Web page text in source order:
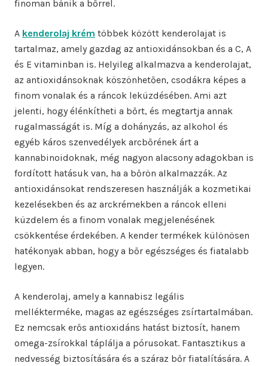
finoman bánik a bőrrel.
A kenderolaj krém többek között kenderolajat is
tartalmaz, amely gazdag az antioxidánsokban és a C, A
és E vitaminban is. Helyileg alkalmazva a kenderolajat,
az antioxidánsoknak köszönhetően, csodákra képes a
finom vonalak és a ráncok leküzdésében. Ami azt
jelenti, hogy élénkítheti a bőrt, és megtartja annak
rugalmasságát is. Míg a dohányzás, az alkohol és
egyéb káros szenvedélyek arcbőrének árt a
kannabinoidoknak, még nagyon alacsony adagokban is
fordított hatásuk van, ha a bőrön alkalmazzák. Az
antioxidánsokat rendszeresen használják a kozmetikai
kezelésekben és az arckrémekben a ráncok elleni
küzdelem és a finom vonalak megjelenésének
csökkentése érdekében. A kender termékek különösen
hatékonyak abban, hogy a bőr egészséges és fiatalabb
legyen.
A kenderolaj, amely a kannabisz legális
mellékterméke, magas az egészséges zsírtartalmában.
Ez nemcsak erős antioxidáns hatást biztosít, hanem
omega-zsírokkal táplálja a pórusokat. Fantasztikus a
nedvesség biztosítására és a száraz bőr fiatalítására. A